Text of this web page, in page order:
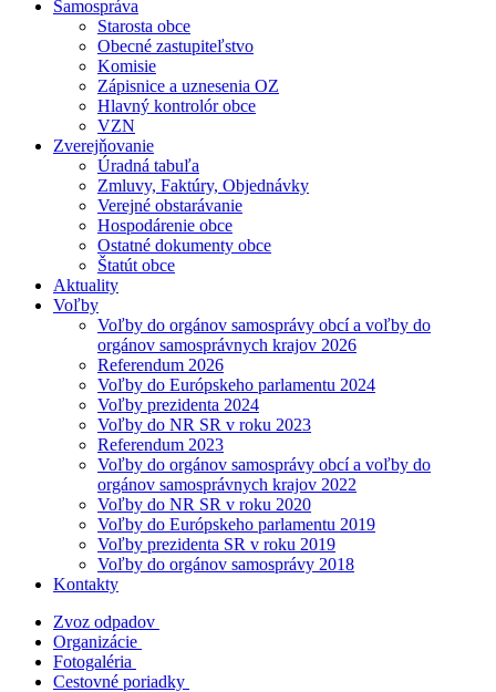
Samospráva
Starosta obce
Obecné zastupiteľstvo
Komisie
Zápisnice a uznesenia OZ
Hlavný kontrolór obce
VZN
Zverejňovanie
Úradná tabuľa
Zmluvy, Faktúry, Objednávky
Verejné obstarávanie
Hospodárenie obce
Ostatné dokumenty obce
Štatút obce
Aktuality
Voľby
Voľby do orgánov samosprávy obcí a voľby do
orgánov samosprávnych krajov 2026
Referendum 2026
Voľby do Európskeho parlamentu 2024
Voľby prezidenta 2024
Voľby do NR SR v roku 2023
Referendum 2023
Voľby do orgánov samosprávy obcí a voľby do
orgánov samosprávnych krajov 2022
Voľby do NR SR v roku 2020
Voľby do Európskeho parlamentu 2019
Voľby prezidenta SR v roku 2019
Voľby do orgánov samosprávy 2018
Kontakty
Zvoz odpadov
Organizácie
Fotogaléria
Cestovné poriadky